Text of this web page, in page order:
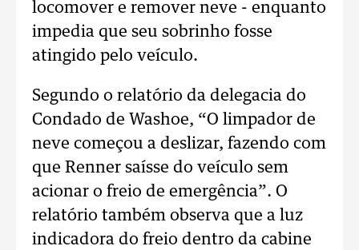
locomover e remover neve - enquanto
impedia que seu sobrinho fosse
atingido pelo veículo.
Segundo o relatório da delegacia do
Condado de Washoe, “O limpador de
neve começou a deslizar, fazendo com
que Renner saísse do veículo sem
acionar o freio de emergência”. O
relatório também observa que a luz
indicadora do freio dentro da cabine